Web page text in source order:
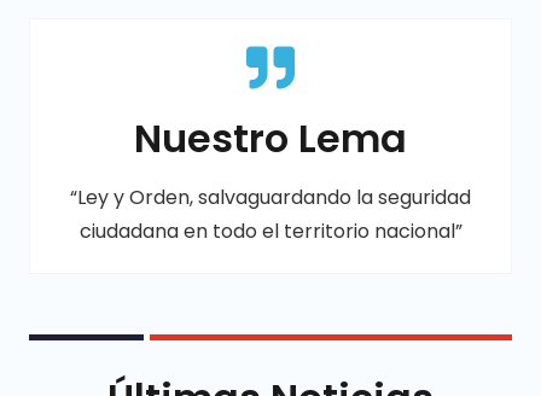
Nuestro Lema
“Ley y Orden, salvaguardando la seguridad
ciudadana en todo el territorio nacional”